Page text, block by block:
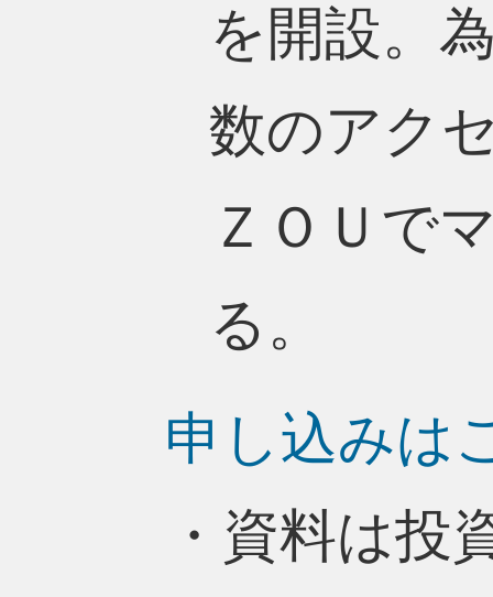
を開設。
数のアク
ＺＯＵで
る。
申し込みは
・資料は投